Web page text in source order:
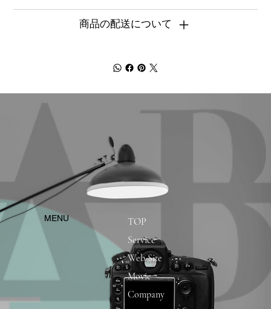
商品の配送について
​MENU
TOP
Service
Web Site
Movie
Company